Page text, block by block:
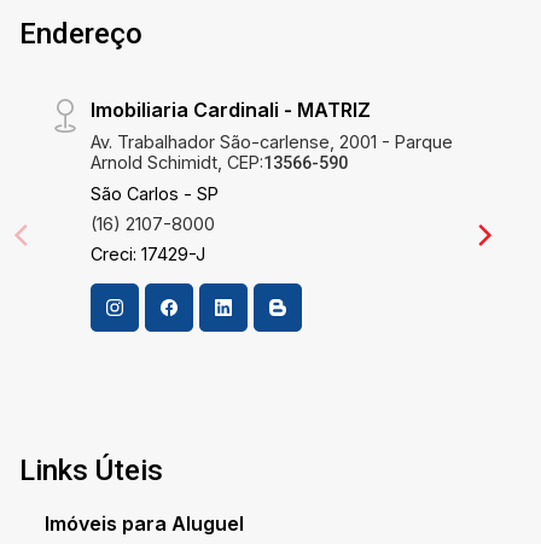
Endereço
Imobiliaria Cardinali - MATRIZ
Av. Trabalhador São-carlense, 2001 - Parque
Arnold Schimidt, CEP:13566-590
São Carlos - SP
(16) 2107-8000
Creci: 17429-J
Links Úteis
Imóveis para Aluguel